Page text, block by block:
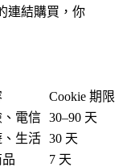
連結購買，你
Cookie 期限
電信 30–90 天
生活 30 天
7 天